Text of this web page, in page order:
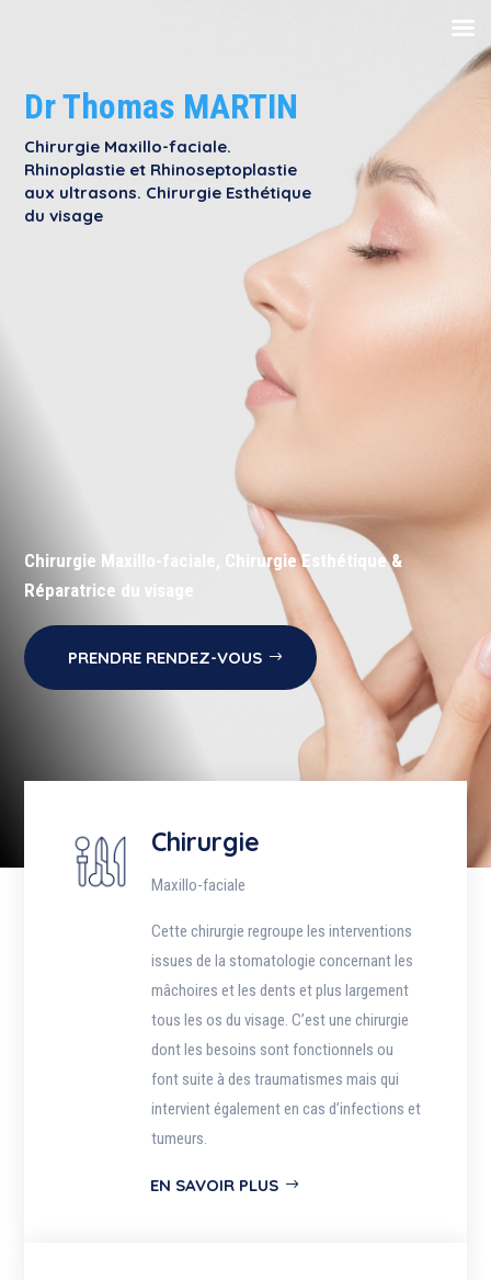
Dr Thomas MARTIN
Chirurgie Maxillo-faciale.
Rhinoplastie et Rhinoseptoplastie
aux ultrasons. Chirurgie Esthétique
du visage
Chirurgie Maxillo-faciale, Chirurgie Esthétique &
Réparatrice du visage
PRENDRE RENDEZ-VOUS
Chirurgie
Maxillo-faciale
Cette chirurgie regroupe les interventions
issues de la stomatologie concernant les
mâchoires et les dents et plus largement
tous les os du visage. C’est une chirurgie
dont les besoins sont fonctionnels ou
font suite à des traumatismes mais qui
intervient également en cas d’infections et
tumeurs.
EN SAVOIR PLUS